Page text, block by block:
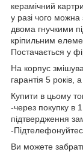
керамічний
у разі чого можна
двома гнучкими
кріпильним
Постачається у
На корпус
гарантія 5 років,
Купити в цьому
-через покупку в
підтвердження
-
Ви можете